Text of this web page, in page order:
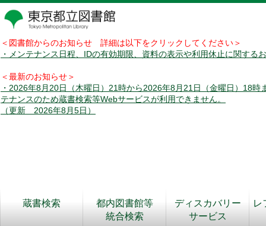
＜図書館からのお知らせ 詳細は以下をクリックしてください＞
・メンテナンス日程、IDの有効期限、資料の表示や利用休止に関する
＜最新のお知らせ＞
・2026年8月20日（木曜日）21時から2026年8月21日（金曜日）18時
テナンスのため蔵書検索等Webサービスが利用できません。
（更新 2026年8月5日）
蔵書検索
都内図書館等
統合検索
ディスカバリー
サービス
レ